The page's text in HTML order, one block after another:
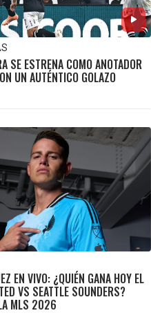
SE ESTRENA COMO ANOTADOR
UN AUTÉNTICO GOLAZO
EN VIVO: ¿QUIÉN GANA HOY EL
VS SEATTLE SOUNDERS?
MLS 2026